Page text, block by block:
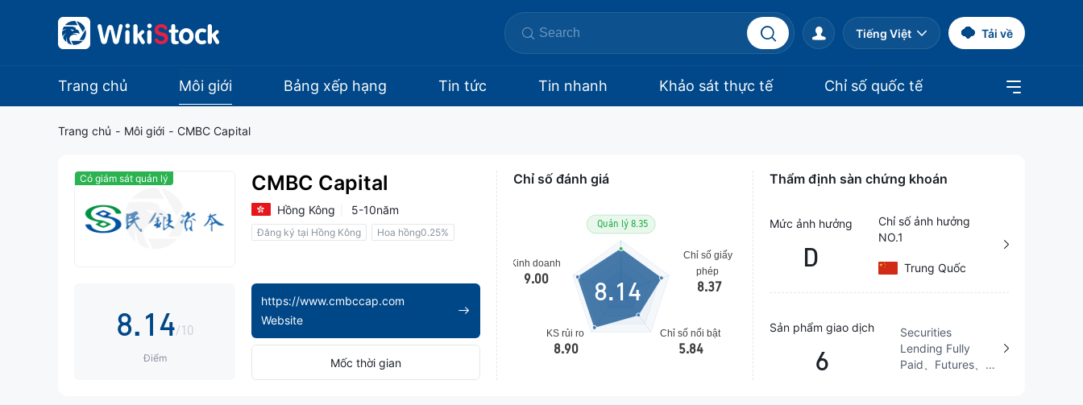
Tiếng Việt Tải về
Trang chủ Môi giới Bảng xếp hạng Tin tức Tin nhanh Khảo sát thực tế Chỉ số quốc tế
Trang chủ - Môi giới - CMBC Capital
Có giám sát quản lý
0
1
2
3
4
5
8.1
2
0
1
4
5
/10
Điểm
CMBC Capital
Hồng Kông 5-10năm
Đăng ký tại Hồng Kông Hoa hồng0.25%
https://www.cmbccap.com
Website
Mốc thời gian
Chỉ số đánh giá
8.14
Thẩm định sàn chứng khoán
Mức ảnh hưởng
D
Chỉ số ảnh hưởng
NO.1
Trung Quốc
Sản phẩm giao dịch
6
Securities
Lending Fully
Paid、Futures、